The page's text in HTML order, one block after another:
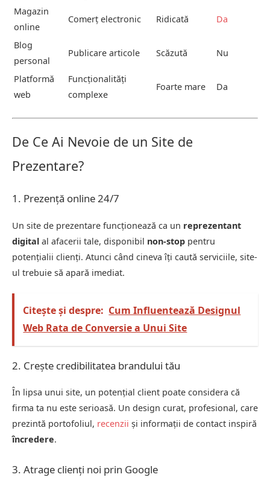
Magazin
online
Comerț electronic Ridicată Da
Blog
personal
Publicare articole Scăzută Nu
Platformă
web
Funcționalități
complexe
Foarte mare Da
De Ce Ai Nevoie de un Site de
Prezentare?
1. Prezență online 24/7
Un site de prezentare funcționează ca un reprezentant
digital al afacerii tale, disponibil non-stop pentru
potențialii clienți. Atunci când cineva îți caută serviciile, site-
ul trebuie să apară imediat.
Citește și despre: Cum Influentează Designul
Web Rata de Conversie a Unui Site
2. Crește credibilitatea brandului tău
În lipsa unui site, un potențial client poate considera că
firma ta nu este serioasă. Un design curat, profesional, care
prezintă portofoliul, recenzii și informații de contact inspiră
încredere.
3. Atrage clienți noi prin Google